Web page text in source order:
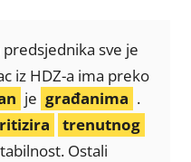
predsjednika sve je
iz HDZ-a ima preko
je građanima .
trenutnog
Ostali